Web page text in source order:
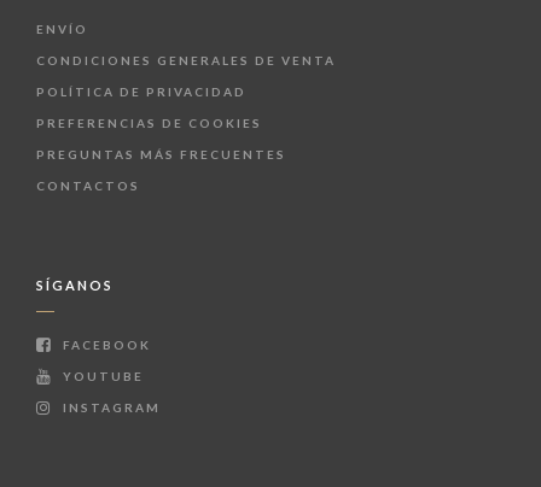
ENVÍO
CONDICIONES GENERALES DE VENTA
POLÍTICA DE PRIVACIDAD
PREFERENCIAS DE COOKIES
PREGUNTAS MÁS FRECUENTES
CONTACTOS
SÍGANOS
FACEBOOK
YOUTUBE
INSTAGRAM